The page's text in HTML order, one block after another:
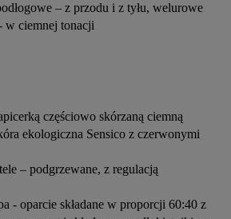
– z przodu i z tyłu, welurowe
w ciemnej tonacji
częściowo skórzaną ciemną
ekologiczna Sensico z czerwonymi
– podgrzewane, z regulacją
- oparcie składane w proporcji 60:40 z